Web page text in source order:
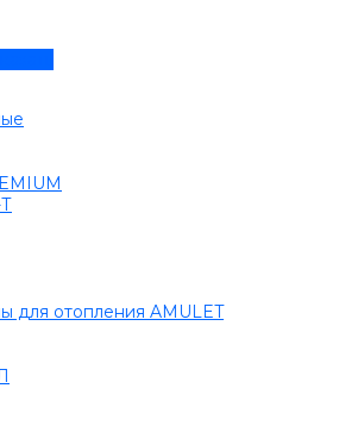
для отопления AMULET